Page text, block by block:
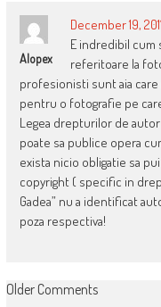
Alopex
December 19,
E indredibil cum
referitoare la
profesionisti sunt aia
pentru o fotografie pe
Legea drepturilor de
poate sa publice opera
exista nicio obligatie sa
copyright ( specific in
Gadea” nu a identificat
poza respectiva!
COMMENT
Older Comments